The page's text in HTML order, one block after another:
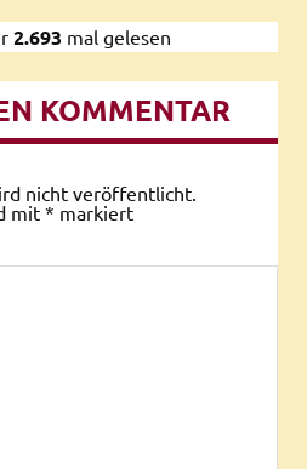
2.693 mal gelesen
KOMMENTAR
nicht veröffentlicht.
mit * markiert